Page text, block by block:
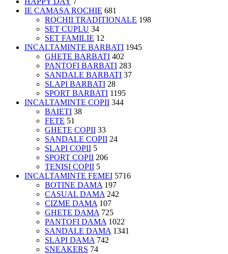
IE CAMASA ROCHIE 681
ROCHII TRADITIONALE 198
SET CUPLU 34
SET FAMILIE 12
INCALTAMINTE BARBATI 1945
GHETE BARBATI 402
PANTOFI BARBATI 283
SANDALE BARBATI 37
SLAPI BARBATI 28
SPORT BARBATI 1195
INCALTAMINTE COPII 344
BAIETI 38
FETE 51
GHETE COPII 33
SANDALE COPII 24
SLAPI COPII 5
SPORT COPII 206
TENISI COPII 5
INCALTAMINTE FEMEI 5716
BOTINE DAMA 197
CASUAL DAMA 242
CIZME DAMA 107
GHETE DAMA 725
PANTOFI DAMA 1022
SANDALE DAMA 1341
SLAPI DAMA 742
SNEAKERS 74